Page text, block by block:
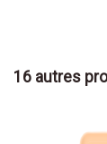
16 autres